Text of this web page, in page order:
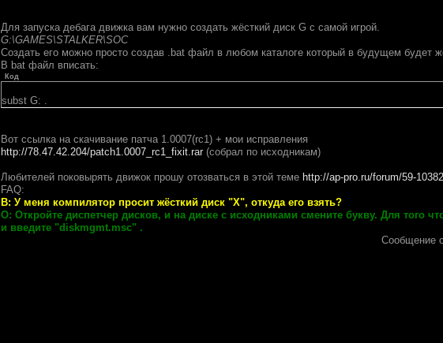
Для запуска дебага движка вам нужно создать жёсткий диск G с самой игрой.
G:\GAMES\STALKER\SOC
Создать его можно просто создав .bat файл в любом каталоге который в будущем будет
В bat файл вписать:
Код
subst G: .
Вот ссылка на скачивание патча 1.0007(rc1) + мои исправления
http://78.47.42.204/patch1.0007_rc1_fixit.rar(собрал по исходникам)
Любителей поковырять движок прошу отозваться в этой теме http://ap-pro.ru/forum/59-
FAQ:
В: У меня компилятор просит жёсткий диск "X", откуда его взять?
О: Откройте диспетчер дисков, и на диске с исходниками смените букву. Для того
и введите "diskmgmt.msc" .
Сообщение